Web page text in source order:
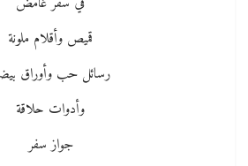
قميص وأقلام ملونة
رسائل حب وأوراق
وأدوات حلاقة
جواز سفر